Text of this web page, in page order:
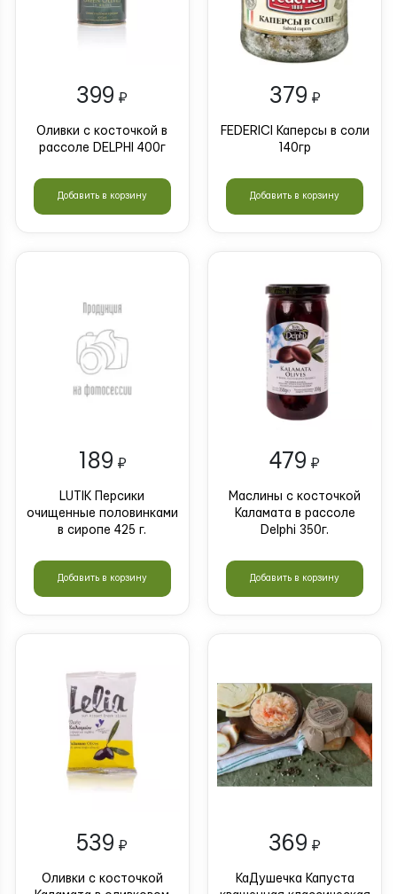
399 ₽
Оливки с косточкой в
рассоле DELPHI 400г
Добавить в корзину
379 ₽
FEDERICI Каперсы в соли
140гр
Добавить в корзину
189 ₽
LUTIK Персики
очищенные половинками
в сиропе 425 г.
Добавить в корзину
479 ₽
Маслины с косточкой
Каламата в рассоле
Delphi 350г.
Добавить в корзину
539 ₽
Оливки с косточкой
369 ₽
КаДушечка Капуста